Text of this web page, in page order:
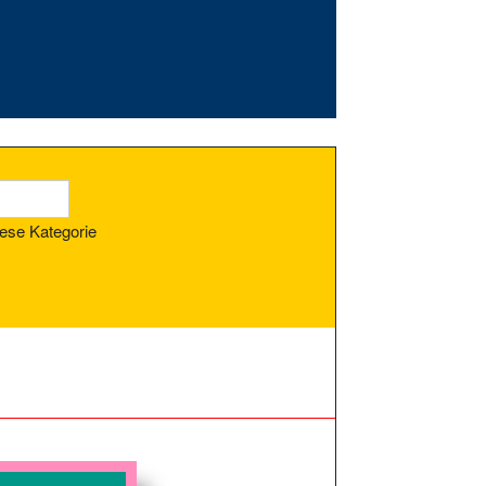
Kategorie